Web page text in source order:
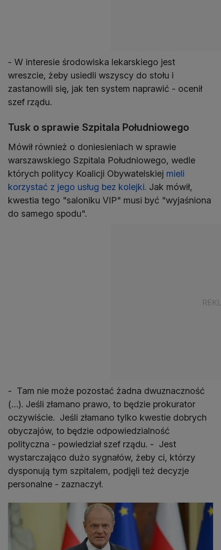
- W interesie środowiska lekarskiego jest
wreszcie, żeby usiedli wszyscy do stołu i
zastanowili się, jak ten system naprawić - ocenił
szef rządu.
Tusk o sprawie Szpitala Południowego
Mówił również o doniesieniach w sprawie
warszawskiego Szpitala Południowego, wedle
których politycy Koalicji Obywatelskiej mieli
korzystać z jego usług bez kolejki. Jak mówił,
kwestia tego "saloniku VIP" musi być "wyjaśniona
do samego spodu".
- Tam nie może pozostać żadna dwuznaczność
(…). Jeśli złamano prawo, to będzie prokurator
oczywiście. Jeśli złamano tylko kwestie dobrych
obyczajów, to będzie odpowiedzialność
polityczna - powiedział szef rządu. - Jest
wystarczająco dużo sygnałów, żeby ci, którzy
dysponują tym szpitalem, podjęli też decyzje
personalne - zaznaczył.